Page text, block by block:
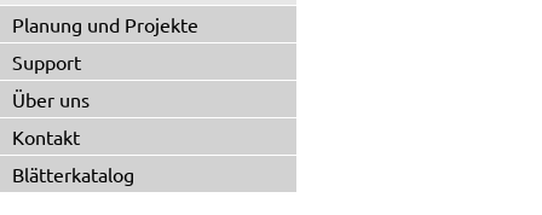
Planung und Projekte
Support
Über uns
Kontakt
Blätterkatalog